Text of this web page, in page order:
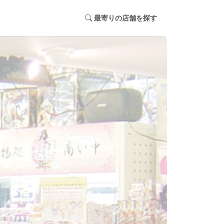
最寄りの店舗を探す